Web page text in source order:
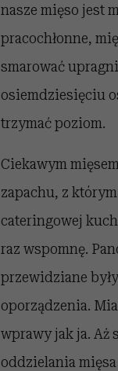
nasze mięso jest
pracochłonne,
smarować
osiemdziesięciu
trzymać poziom.
Ciekawym
zapachu, z
cateringowej
raz wspomnę.
przewidziane
oporządzenia.
wprawy jak ja. Aż
oddzielania